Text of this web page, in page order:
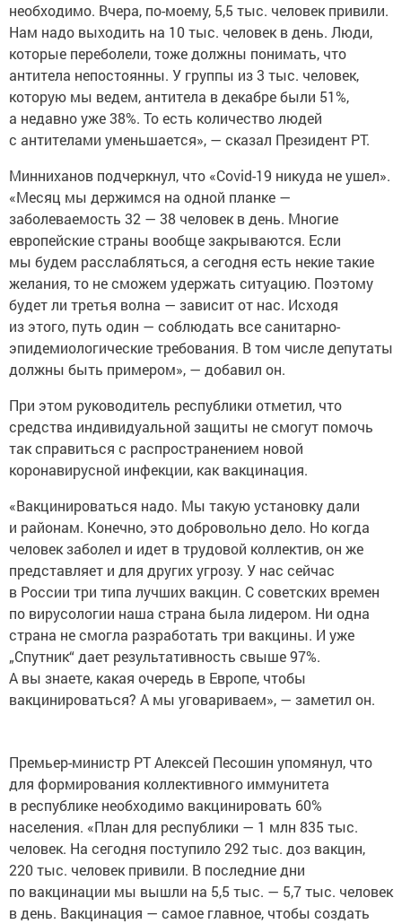
необходимо. Вчера, по-моему, 5,5 тыс. человек привили.
Нам надо выходить на 10 тыс. человек в день. Люди,
которые переболели, тоже должны понимать, что
антитела непостоянны. У группы из 3 тыс. человек,
которую мы ведем, антитела в декабре были 51%,
а недавно уже 38%. То есть количество людей
с антителами уменьшается», — сказал Президент РТ.
Минниханов подчеркнул, что «Covid-19 никуда не ушел».
«Месяц мы держимся на одной планке —
заболеваемость 32 — 38 человек в день. Многие
европейские страны вообще закрываются. Если
мы будем расслабляться, а сегодня есть некие такие
желания, то не сможем удержать ситуацию. Поэтому
будет ли третья волна — зависит от нас. Исходя
из этого, путь один — соблюдать все санитарно-
эпидемиологические требования. В том числе депутаты
должны быть примером», — добавил он.
При этом руководитель республики отметил, что
средства индивидуальной защиты не смогут помочь
так справиться с распространением новой
коронавирусной инфекции, как вакцинация.
«Вакцинироваться надо. Мы такую установку дали
и районам. Конечно, это добровольно дело. Но когда
человек заболел и идет в трудовой коллектив, он же
представляет и для других угрозу. У нас сейчас
в России три типа лучших вакцин. С советских времен
по вирусологии наша страна была лидером. Ни одна
страна не смогла разработать три вакцины. И уже
„Спутник“ дает результативность свыше 97%.
А вы знаете, какая очередь в Европе, чтобы
вакцинироваться? А мы уговариваем», — заметил он.
Премьер-министр РТ Алексей Песошин упомянул, что
для формирования коллективного иммунитета
в республике необходимо вакцинировать 60%
населения. «План для республики — 1 млн 835 тыс.
человек. На сегодня поступило 292 тыс. доз вакцин,
220 тыс. человек привили. В последние дни
по вакцинации мы вышли на 5,5 тыс. — 5,7 тыс. человек
в день. Вакцинация — самое главное, чтобы создать